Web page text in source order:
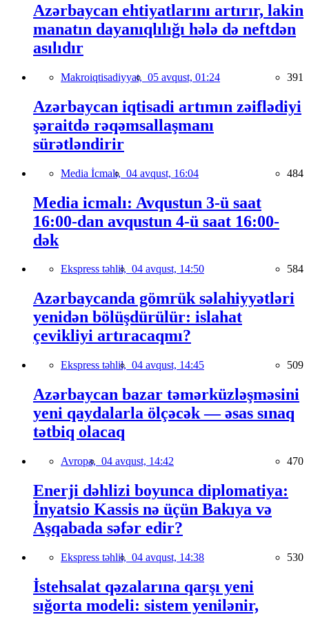
Azərbaycan ehtiyatlarını artırır, lakin
manatın dayanıqlılığı hələ də neftdən
asılıdır
Makroiqtisadiyyat, 05 avqust, 01:24 391
Azərbaycan iqtisadi artımın zəiflədiyi
şəraitdə rəqəmsallaşmanı
sürətləndirir
Media İcmalı, 04 avqust, 16:04 484
Media icmalı: Avqustun 3-ü saat
16:00-dan avqustun 4-ü saat 16:00-
dək
Ekspress təhlil, 04 avqust, 14:50 584
Azərbaycanda gömrük səlahiyyətləri
yenidən bölüşdürülür: islahat
çevikliyi artıracaqmı?
Ekspress təhlil, 04 avqust, 14:45 509
Azərbaycan bazar təmərküzləşməsini
yeni qaydalarla ölçəcək — əsas sınaq
tətbiq olacaq
Avropa, 04 avqust, 14:42 470
Enerji dəhlizi boyunca diplomatiya:
İnyatsio Kassis nə üçün Bakıya və
Aşqabada səfər edir?
Ekspress təhlil, 04 avqust, 14:38 530
İstehsalat qəzalarına qarşı yeni
sığorta modeli: sistem yenilənir,